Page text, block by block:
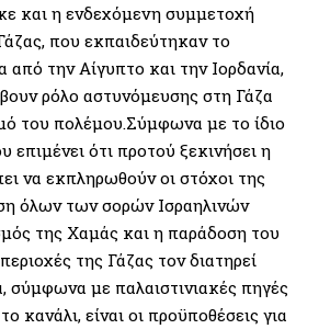
και η ενδεχόμενη συμμετοχή
που εκπαιδεύτηκαν το
από την Αίγυπτο και την Ιορδανία,
ρόλο αστυνόμευσης στη Γάζα
του πολέμου.Σύμφωνα με το ίδιο
ότι προτού ξεκινήσει η
να εκπληρωθούν οι στόχοι της
όλων των σορών Ισραηλινών
της Χαμάς και η παράδοση του
της Γάζας τον διατηρεί
σύμφωνα με παλαιστινιακές πηγές
κανάλι, είναι οι προϋποθέσεις για